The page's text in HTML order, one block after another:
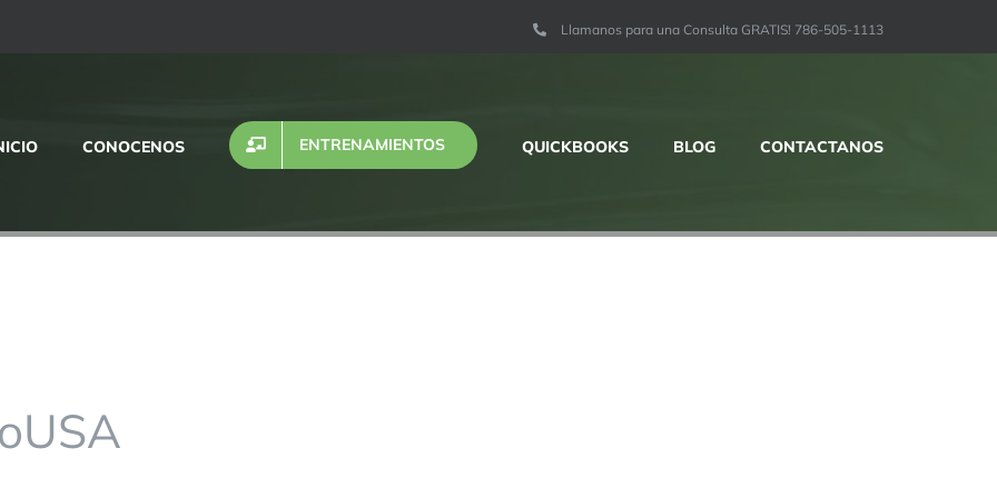
Llamanos para una Consulta GRATIS! 786-505-1113
CONOCENOS ENTRENAMIENTOS QUICKBOOKS BLOG CONTACTANOS